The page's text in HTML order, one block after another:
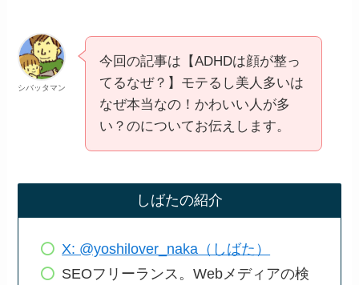
シバッタマン
今回の記事は【ADHDは顔が整っ
てるなぜ？】モテるし美人多いは
なぜ本当なの！かわいい人が多
い？のについてお伝えします。
しばたの紹介
X: @yoshilover_naka（しばた）
SEOフリーランス。Webメディアの検